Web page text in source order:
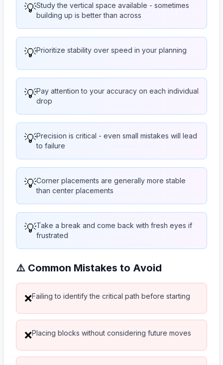
💡Study the vertical space available - sometimes
building up is better than across
💡Prioritize stability over speed in your planning
💡Pay attention to your accuracy on each individual
drop
💡Precision is critical - even small mistakes will lead
to failure
💡Corner placements are generally more stable
than center placements
💡Take a break and come back with fresh eyes if
frustrated
⚠️ Common Mistakes to Avoid
❌Failing to identify the critical path before starting
❌Placing blocks without considering future moves